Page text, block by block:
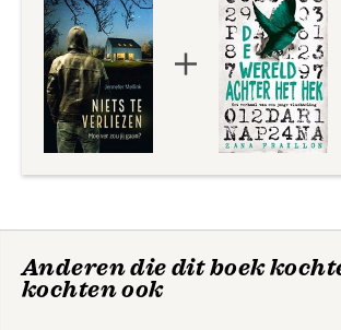
Anderen die dit boek
kochten ook